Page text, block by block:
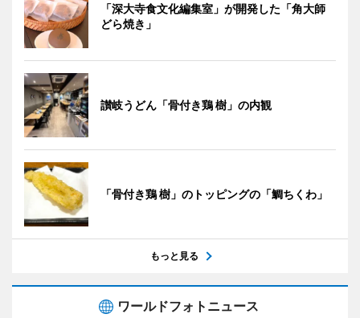
「深大寺食文化編集室」が開発した「角大師
どら焼き」
讃岐うどん「骨付き鶏 樹」の内観
「骨付き鶏 樹」のトッピングの「鯛ちくわ」
もっと見る
ワールドフォトニュース